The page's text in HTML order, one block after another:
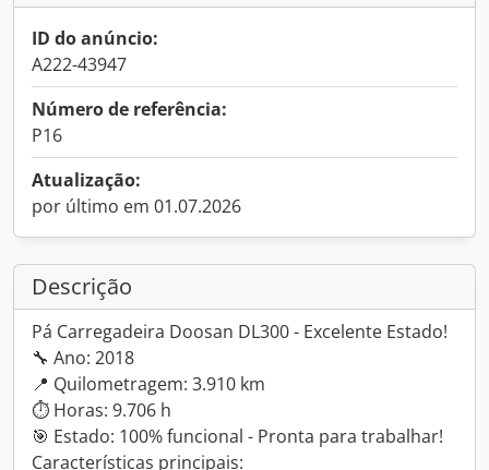
ID do anúncio:
A222-43947
Número de referência:
P16
Atualização:
por último em 01.07.2026
Descrição
Pá Carregadeira Doosan DL300 - Excelente Estado!
🔧 Ano: 2018
📍 Quilometragem: 3.910 km
⏱ Horas: 9.706 h
🎯 Estado: 100% funcional - Pronta para trabalhar!
Características principais: